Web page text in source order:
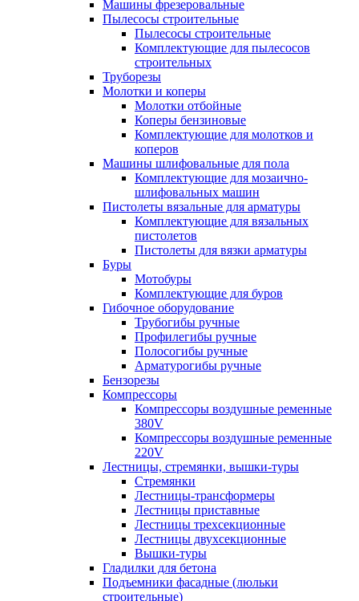
Машины фрезеровальные
Пылесосы строительные
Пылесосы строительные
Комплектующие для пылесосов
строительных
Труборезы
Молотки и коперы
Молотки отбойные
Коперы бензиновые
Комплектующие для молотков и
коперов
Машины шлифовальные для пола
Комплектующие для мозаично-
шлифовальных машин
Пистолеты вязальные для арматуры
Комплектующие для вязальных
пистолетов
Пистолеты для вязки арматуры
Буры
Мотобуры
Комплектующие для буров
Гибочное оборудование
Трубогибы ручные
Профилегибы ручные
Полосогибы ручные
Арматурогибы ручные
Бензорезы
Компрессоры
Компрессоры воздушные ременные
380V
Компрессоры воздушные ременные
220V
Лестницы, стремянки, вышки-туры
Стремянки
Лестницы-трансформеры
Лестницы приставные
Лестницы трехсекционные
Лестницы двухсекционные
Вышки-туры
Гладилки для бетона
Подъемники фасадные (люльки
строительные)